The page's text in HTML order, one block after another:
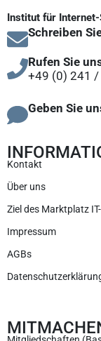
Institut für
Schreiben
Rufen Sie
+49 (0) 241
Geben Sie
Kontakt
Über uns
Ziel des Marktplatz
Impressum
AGBs